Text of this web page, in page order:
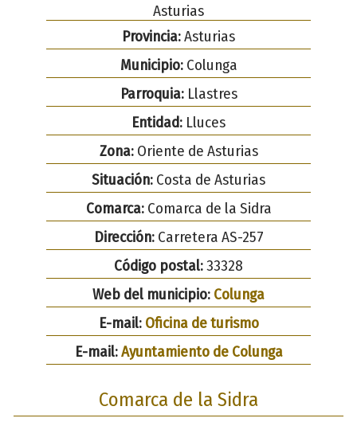
Asturias
Provincia:Asturias
Municipio:Colunga
Parroquia:Llastres
Entidad: Lluces
Zona:Oriente de Asturias
Situación: Costa de Asturias
Comarca:Comarca de la Sidra
Dirección:Carretera AS-257
Código postal:33328
Web del municipio: Colunga
E-mail: Oficina de turismo
E-mail:Ayuntamiento de Colunga
Comarca de la Sidra